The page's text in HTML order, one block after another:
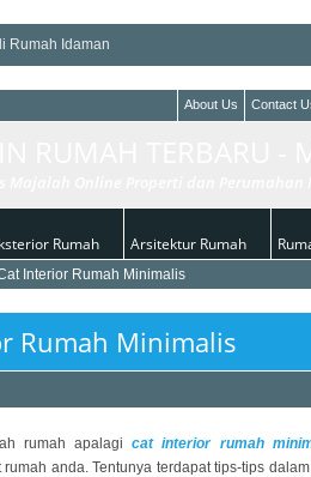
Rumah Idaman
Minimalis
About Us Contact
Rumah Arsitektur Rumah
Interior Rumah Minimalis
Rumah Minimalis
rumah apalagicat interior rumah
anda. Tentunya terdapat tips-tips